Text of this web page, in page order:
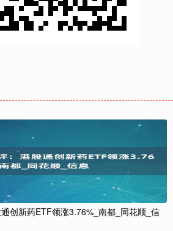
创新药ETF领涨3.76%_南都_同花顺_信